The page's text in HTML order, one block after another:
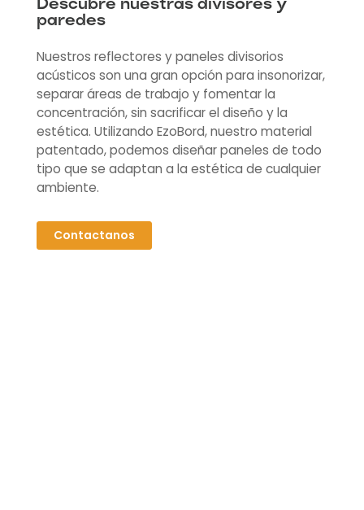
Descubre nuestras divisores y
paredes
Nuestros reflectores y paneles divisorios
acústicos son una gran opción para insonorizar,
separar áreas de trabajo y fomentar la
concentración, sin sacrificar el diseño y la
estética. Utilizando EzoBord, nuestro material
patentado, podemos diseñar paneles de todo
tipo que se adaptan a la estética de cualquier
ambiente.
Contactanos